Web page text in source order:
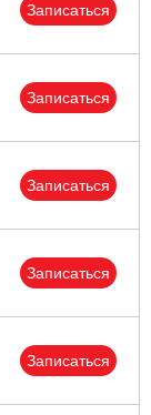
Записаться
Записаться
Записаться
Записаться
Записаться